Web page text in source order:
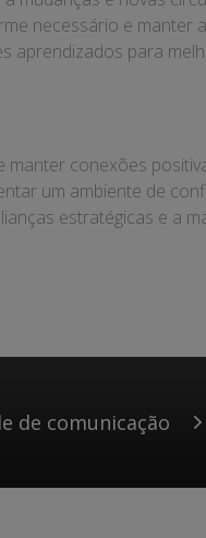
necessário e manter
aprendizados para
conexões
um ambiente de
estratégicas e a
de comunicação